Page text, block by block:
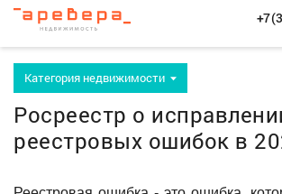
+7
Категория недвижимости
Росреестр о
реестровых ошибок в